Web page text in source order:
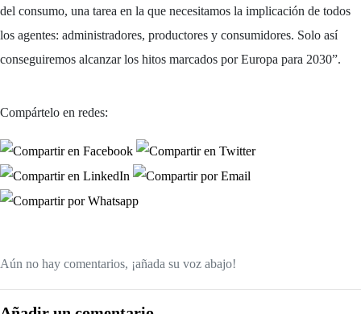
del consumo, una tarea en la que necesitamos la implicación de todos
los agentes: administradores, productores y consumidores. Solo así
conseguiremos alcanzar los hitos marcados por Europa para 2030”.
Compártelo en redes:
Aún no hay comentarios, ¡añada su voz abajo!